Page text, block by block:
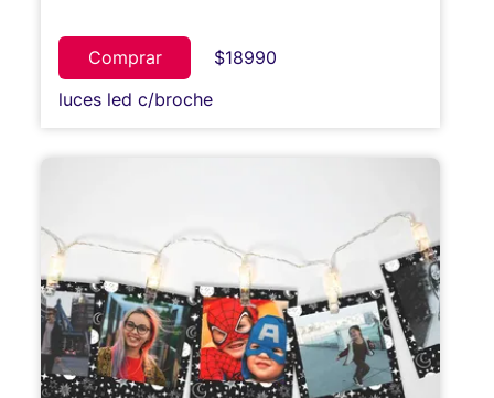
Comprar
$18990
luces led c/broche